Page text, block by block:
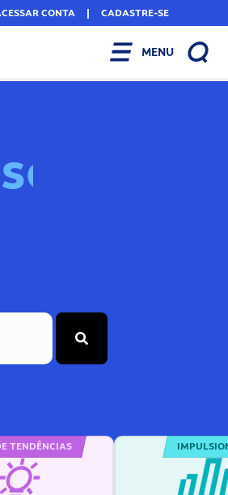
CONTA | CADASTRE-SE
MENU
so
TENDÊNCIAS